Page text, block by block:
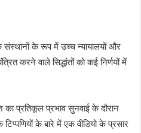
संस्थानों के रूप में उच्च न्यायालयों और
करने वाले सिद्धांतों को कई निर्णयों में
प्रतिकूल प्रभाव सुनवाई के दौरान
के बारे में एक वीडियो के प्रसार